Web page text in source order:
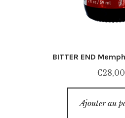
BITTER END
€28,00
Ajouter au